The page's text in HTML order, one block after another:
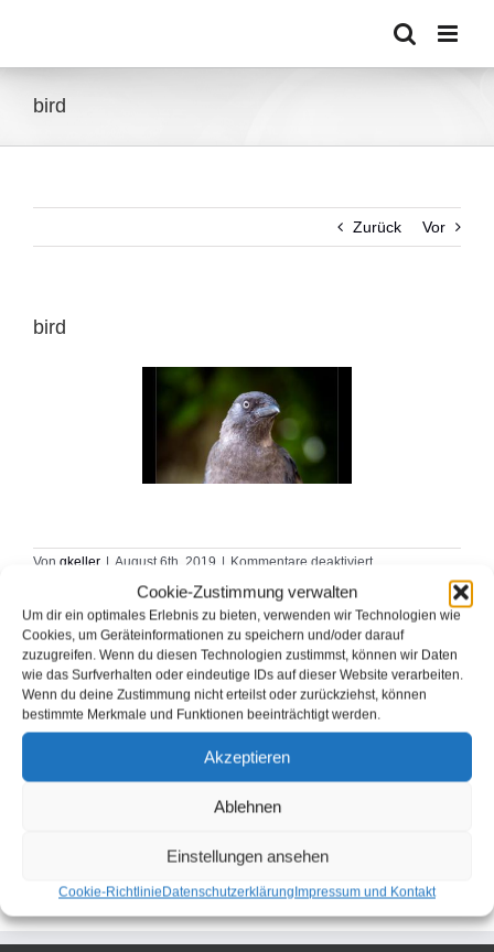
Cookie-Zustimmung verwalten
Um dir ein optimales Erlebnis zu bieten, verwenden wir Technologien wie
Cookies, um Geräteinformationen zu speichern und/oder darauf
zuzugreifen. Wenn du diesen Technologien zustimmst, können wir Daten
wie das Surfverhalten oder eindeutige IDs auf dieser Website verarbeiten.
Wenn du deine Zustimmung nicht erteilst oder zurückziehst, können
bestimmte Merkmale und Funktionen beeinträchtigt werden.
Akzeptieren
Ablehnen
Einstellungen ansehen
Cookie-RichtlinieDatenschutzerklärungImpressum und Kontakt
bird
Zurück Vor
bird
Von gkeller | August 6th, 2019 | Kommentare deaktiviertfür
Diese Webseite teilen:
Facebook
E-